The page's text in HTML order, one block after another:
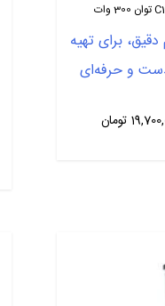
برای تهیه
و حرفه‌ای
تومانPrice